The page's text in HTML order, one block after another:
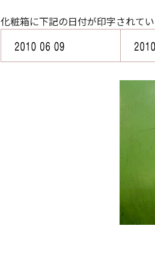
化粧箱に下記の日付が印字されて